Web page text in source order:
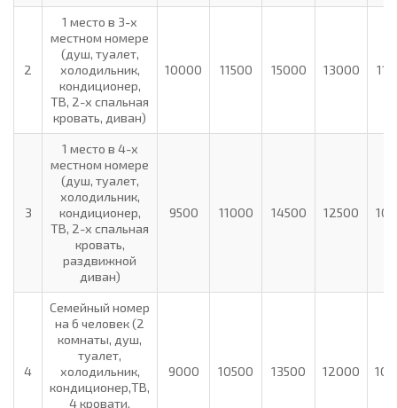
2
1 место в 3-х
местном номере
(душ, туалет,
холодильник,
кондиционер,
ТВ, 2-х спальная
кровать, диван)
10000 11500 15000 13000
3
1 место в 4-х
местном номере
(душ, туалет,
холодильник,
кондиционер,
ТВ, 2-х спальная
кровать,
раздвижной
диван)
9500 11000 14500 12500
4
Семейный номер
на 6 человек (2
комнаты, душ,
туалет,
холодильник,
кондиционер,ТВ,
4 кровати,
9000 10500 13500 12000